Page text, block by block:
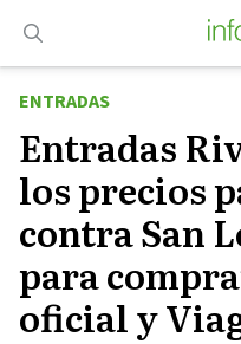
contenido
ENTRADAS
Entradas
los precios
contra San
para
oficial y